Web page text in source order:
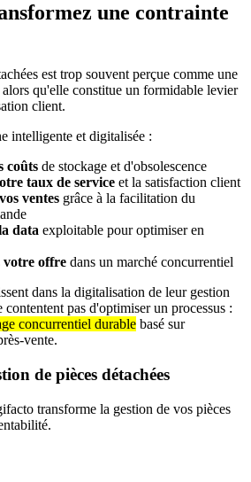
une contrainte
est trop souvent perçue comme une
alors qu'elle constitue un formidable levier
client.
intelligente et digitalisée :
coûts de stockage et d'obsolescence
taux de service et la satisfaction client
ventes grâce à la facilitation du
data exploitable pour optimiser en
votre offre dans un marché concurrentiel
dans la digitalisation de leur gestion
contentent pas d'optimiser un processus :
concurrentiel durable basé sur
vente.
de pièces détachées
transforme la gestion de vos pièces